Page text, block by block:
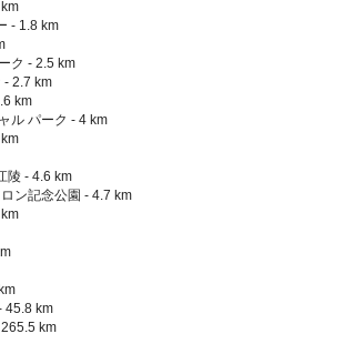
- 1.8 km
ク - 2.5 km
- 2.7 km
km
ル パーク - 4 km
陵 - 4.6 km
ン記念公園 - 4.7 km
45.8 km
km